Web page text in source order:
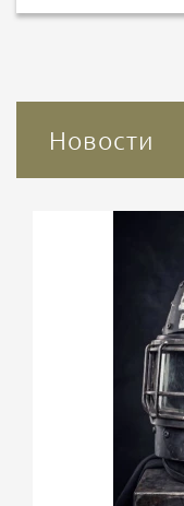
Новости